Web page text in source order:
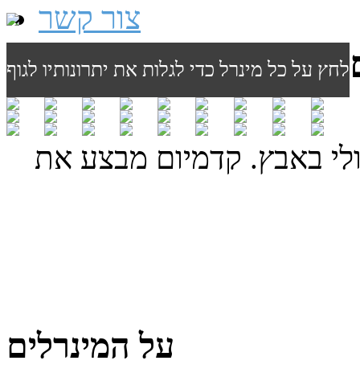
צור קשר
לחץ על כל מינרל כדי לגלות את יתרונותיו לגוף
באבץ. קדמיום מבצע את
על המינרלים